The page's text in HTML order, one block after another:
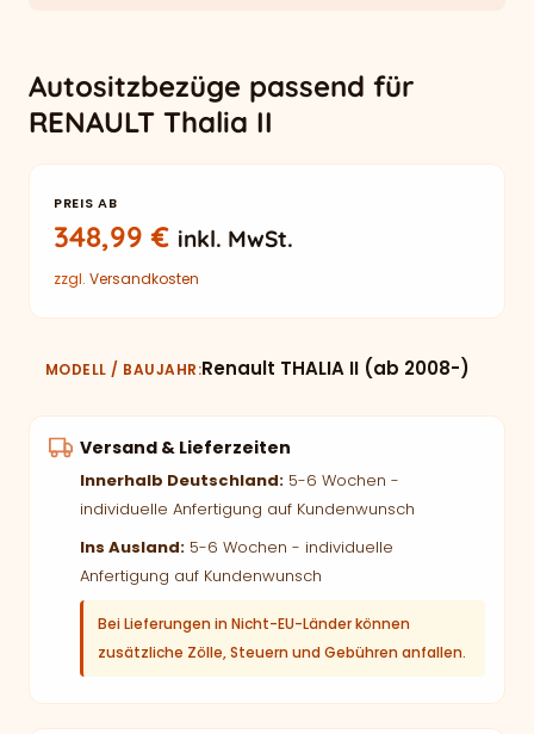
Autositzbezüge passend für
RENAULT Thalia II
PREIS AB
348,99€ inkl. MwSt.
zzgl. Versandkosten
MODELL / BAUJAHR Renault THALIA II (ab 2008-)
Versand & Lieferzeiten
Innerhalb Deutschland: 5-6 Wochen -
individuelle Anfertigung auf Kundenwunsch
Ins Ausland: 5-6 Wochen - individuelle
Anfertigung auf Kundenwunsch
Bei Lieferungen in Nicht-EU-Länder können
zusätzliche Zölle, Steuern und Gebühren anfallen.